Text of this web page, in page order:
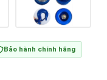
Bảo hành chính hãng